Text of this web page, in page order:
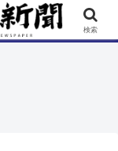
街ネタ イベント
検索